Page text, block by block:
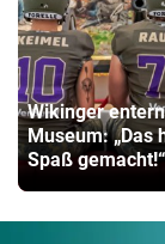
Wikinger entern
Museum: „Das
Spaß gemacht!“